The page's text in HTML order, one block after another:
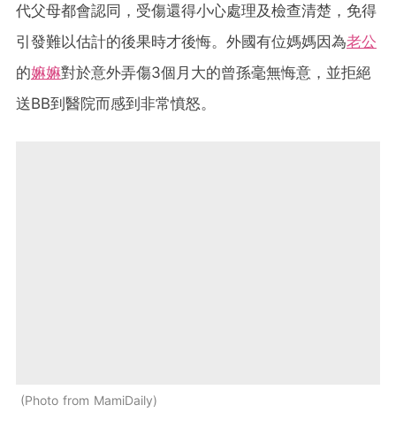
代父母都會認同，受傷還得小心處理及檢查清楚，免得
引發難以估計的後果時才後悔。外國有位媽媽因為老公
的嫲嫲對於意外弄傷3個月大的曾孫毫無悔意，並拒絕
送BB到醫院而感到非常憤怒。
Photo from MamiDaily